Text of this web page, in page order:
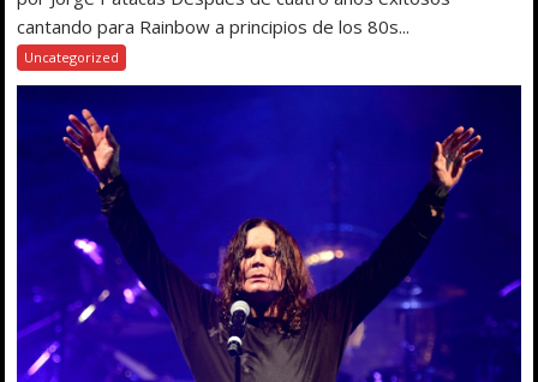
cantando para Rainbow a principios de los 80s...
Uncategorized